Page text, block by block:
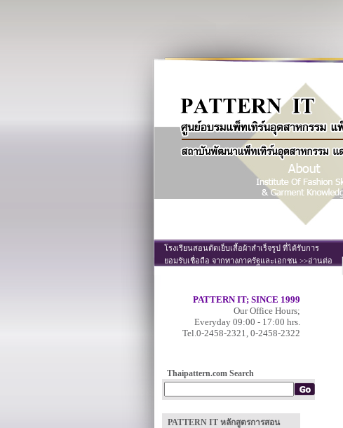
โรงเรียนสอนตัดเย็บเสื้อผ้าสำเร็จรูป ที่ได้รับการ
ยอมรับเชื่อถือ จากทางภาครัฐและเอกชน >>อ่านต่อ
PATTERN IT; SINCE 1999
Our Office Hours;
Everyday 09:00 - 17:00 hrs.
Tel.0-2458-2321, 0-2458-2322
Thaipattern.com Search
PATTERN IT หลักสูตรการสอน